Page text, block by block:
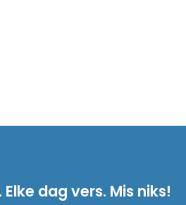
dag vers. Mis niks!